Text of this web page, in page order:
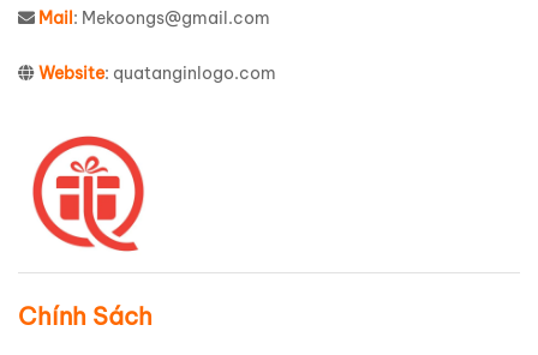
Mail: Mekoongs@gmail.com
Website: quatanginlogo.com
Chính Sách